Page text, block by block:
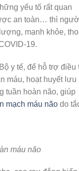
yếu tố rất quan
an toàn… thì
mạnh khỏe,
19.
y tế, để hỗ trợ điều
máu, hoạt huyết lưu
tuần hoàn não, giúp
mạch máu não do
máu não